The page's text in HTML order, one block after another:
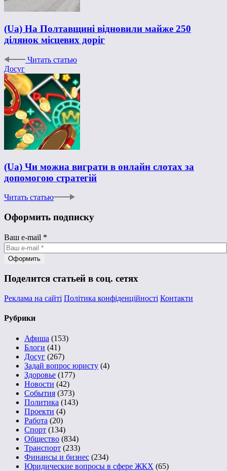
(Ua) На Полтавщині відновили майже 250
ділянок місцевих доріг
Читать статью
Досуг
(Ua) Чи можна виграти в онлайн слотах за
допомогою стратегій
Читать статью
Оформить подписку
Ваш e-mail *
Поделится статьей в соц. сетях
Реклама на сайті Політика конфіденційності Контакти
Рубрики
Афиша (153)
Блоги (41)
Досуг (267)
Задай вопрос юристу (4)
Здоровье (177)
Новости (42)
События (373)
Политика (143)
Проекти (4)
Работа (20)
Спорт (134)
Общество (834)
Транспорт (233)
Финансы и бизнес (234)
Юридические вопросы в сфере ЖКХ (65)